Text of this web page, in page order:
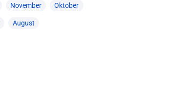
November Oktober
August